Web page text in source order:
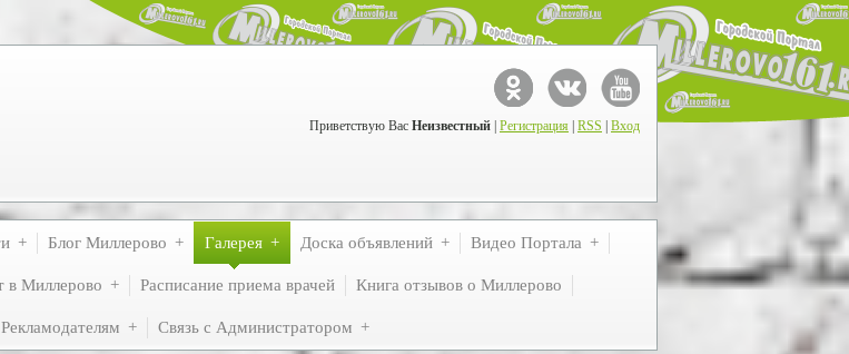
Приветствую Вас Неизвестный Регистрация RSS Вход
Блог Миллерово Галерея Доска объявлений Видео Портала
в Миллерово Расписание приема врачей Книга отзывов о Миллерово
Рекламодателям Связь с Администратором